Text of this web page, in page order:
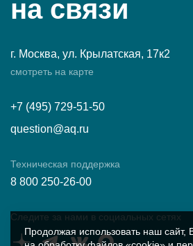
на связи
г. Москва, ул. Крылатская, 17к2
смотреть на карте
+7 (495) 729-51-50
question@aq.ru
Техническая поддержка
8 800 250-26-00
Следите за нами в социальных сетях
Продолжая использовать наш сайт,